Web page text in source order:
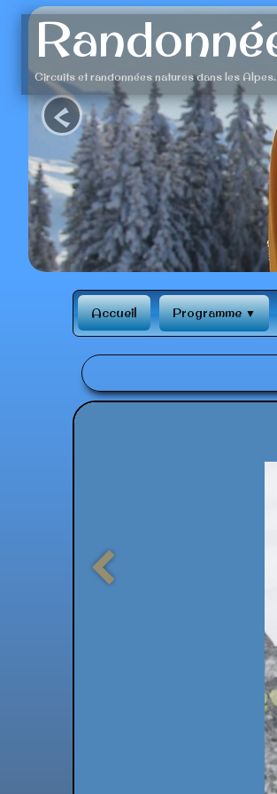
Circuits et randonnées natures dans les
‹
Accueil Programme▼